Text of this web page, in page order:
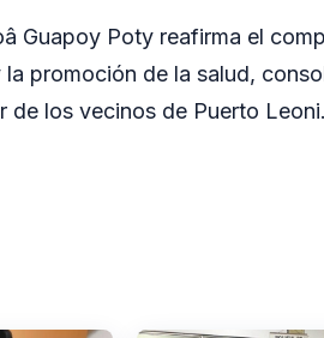
Guapoy Poty reafirma el
la promoción de la salud,
de los vecinos de Puerto Leoni.